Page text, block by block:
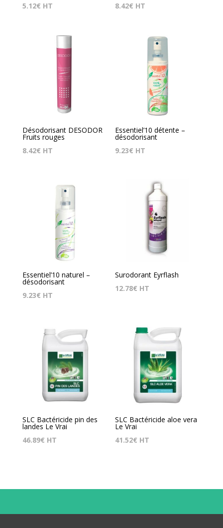
5.12€ HT
8.42€ HT
Désodorisant DESODOR
Fruits rouges
8.42€ HT
Essentiel’10 détente –
désodorisant
9.23€ HT
Essentiel’10 naturel –
désodorisant
9.23€ HT
Surodorant Eyrflash
12.78€ HT
SLC Bactéricide pin des
landes Le Vrai
46.89€ HT
SLC Bactéricide aloe vera
Le Vrai
41.52€ HT